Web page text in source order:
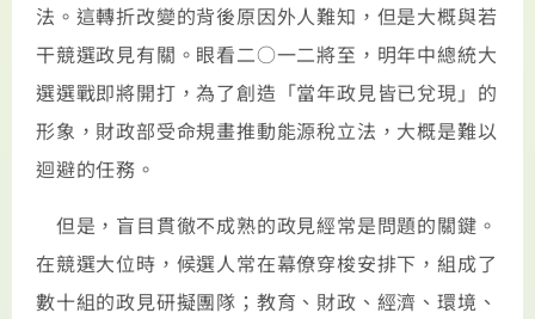
法。這轉折改變的背後原因外人難知，但是大概與若
干競選政見有關。眼看二○一二將至，明年中總統大
選選戰即將開打，為了創造「當年政見皆已兌現」的
形象，財政部受命規畫推動能源稅立法，大概是難以
迴避的任務。
但是，盲目貫徹不成熟的政見經常是問題的關鍵。
在競選大位時，候選人常在幕僚穿梭安排下，組成了
數十組的政見研擬團隊；教育、財政、經濟、環境、